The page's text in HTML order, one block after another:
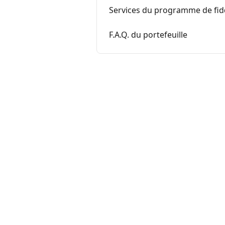
Services du programme de
F.A.Q. du portefeuille